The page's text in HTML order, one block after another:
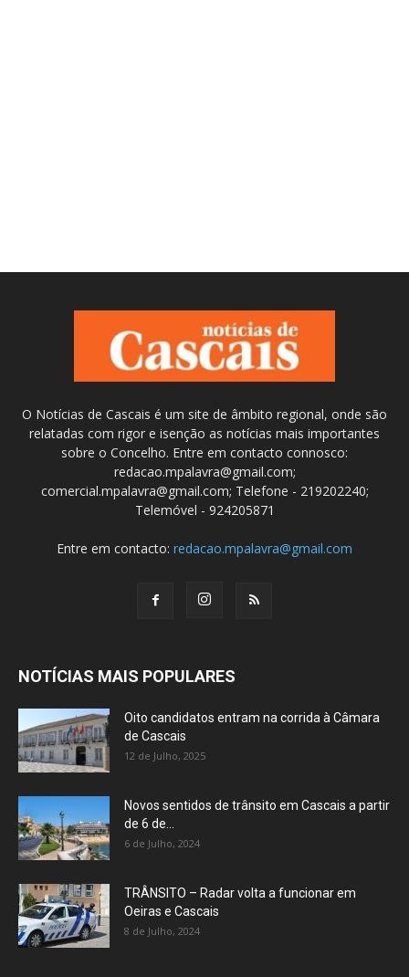
O Notícias de Cascais é um site de âmbito regional, onde são
relatadas com rigor e isenção as notícias mais importantes
sobre o Concelho. Entre em contacto connosco:
redacao.mpalavra@gmail.com;
comercial.mpalavra@gmail.com; Telefone - 219202240;
Telemóvel - 924205871
Entre em contacto: redacao.mpalavra@gmail.com
NOTÍCIAS MAIS POPULARES
Oito candidatos entram na corrida à Câmara
de Cascais
12 de Julho, 2025
Novos sentidos de trânsito em Cascais a partir
de 6 de...
6 de Julho, 2024
TRÂNSITO – Radar volta a funcionar em
Oeiras e Cascais
8 de Julho, 2024